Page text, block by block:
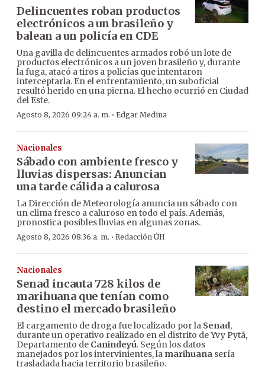
Delincuentes roban productos
electrónicos a un brasileño y
balean a un policía en CDE
Una gavilla de delincuentes armados robó un lote de
productos electrónicos a un joven brasileño y, durante
la fuga, atacó a tiros a policías que intentaron
interceptarla. En el enfrentamiento, un suboficial
resultó herido en una pierna. El hecho ocurrió en Ciudad
del Este.
Agosto 8, 2026 09:24 a. m. · Edgar Medina
Nacionales
Sábado con ambiente fresco y
lluvias dispersas: Anuncian
una tarde cálida a calurosa
La Dirección de Meteorología anuncia un sábado con
un clima fresco a caluroso en todo el país. Además,
pronostica posibles lluvias en algunas zonas.
Agosto 8, 2026 08:36 a. m. · Redacción ÚH
Nacionales
Senad incauta 728 kilos de
marihuana que tenían como
destino el mercado brasileño
El cargamento de droga fue localizado por la Senad,
durante un operativo realizado en el distrito de Yvy Pytã,
Departamento de Canindeyú. Según los datos
manejados por los intervinientes, la marihuana sería
trasladada hacia territorio brasileño.